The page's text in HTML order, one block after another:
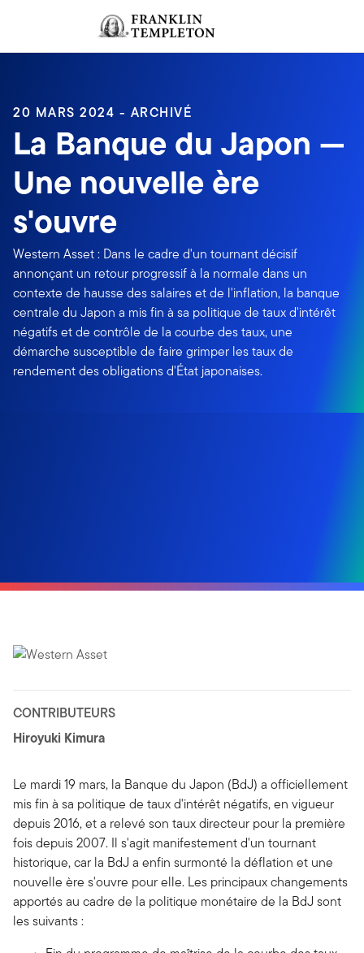
Header menu toggle
Ouverture de session
20 MARS 2024 - ARCHIVÉ
La Banque du Japon —
Une nouvelle ère
s'ouvre
Western Asset : Dans le cadre d'un tournant décisif
annonçant un retour progressif à la normale dans un
contexte de hausse des salaires et de l'inflation, la banque
centrale du Japon a mis fin à sa politique de taux d'intérêt
négatifs et de contrôle de la courbe des taux, une
démarche susceptible de faire grimper les taux de
rendement des obligations d'État japonaises.
CONTRIBUTEURS
Hiroyuki Kimura
Le mardi 19 mars, la Banque du Japon (BdJ) a officiellement
mis fin à sa politique de taux d'intérêt négatifs, en vigueur
depuis 2016, et a relevé son taux directeur pour la première
fois depuis 2007. Il s'agit manifestement d'un tournant
historique, car la BdJ a enfin surmonté la déflation et une
nouvelle ère s'ouvre pour elle. Les principaux changements
apportés au cadre de la politique monétaire de la BdJ sont
les suivants :